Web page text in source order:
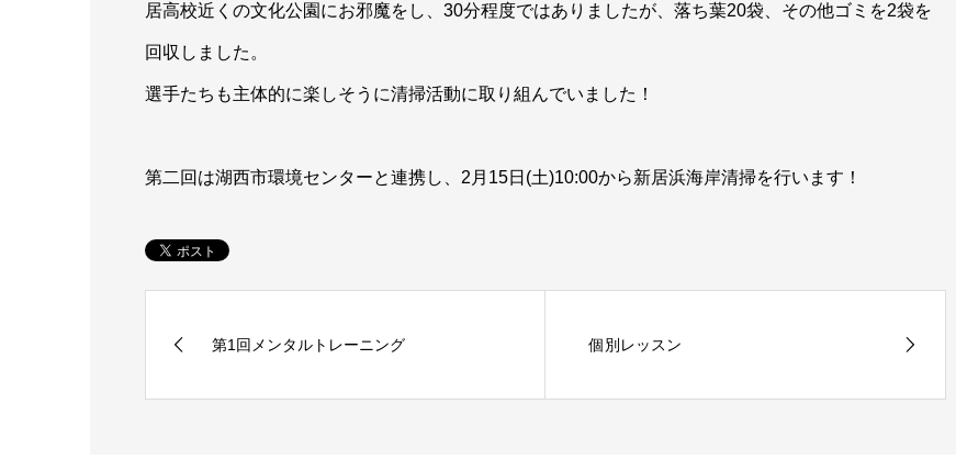
居高校近くの文化公園にお邪魔をし、30分程度ではありましたが、落ち葉20袋、その他ゴミを2袋を
回収しました。
選手たちも主体的に楽しそうに清掃活動に取り組んでいました！
第二回は湖西市環境センターと連携し、2月15日(土)10:00から新居浜海岸清掃を行います！
第1回メンタルトレーニング 個別レッスン